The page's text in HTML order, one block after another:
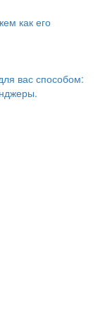
как его
вас способом: